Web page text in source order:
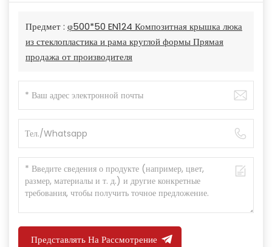
Предмет : φ500*50 EN124 Композитная крышка люка
из стеклопластика и рама круглой формы Прямая
продажа от производителя
Представлять На Рассмотрение